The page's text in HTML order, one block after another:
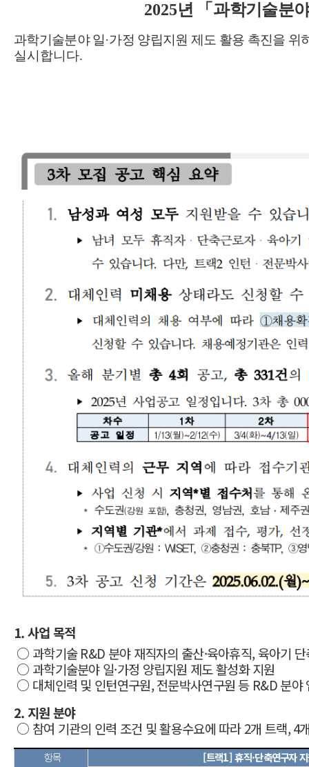
2025년 「 과학기술분
과학기술분야 일·가정 양립지원 제도 활용 촉진을 위
실시합니다.
1. 사업 목적
○ 과학기술 R&D 분야 재직자의 출산·육아휴직, 육아기
○ 과학기술분야 일·가정 양립지원 제도 활성화 지원
○ 대체인력 및 인턴연구원, 전문박사연구원 등 R&D 분
2. 지원 분야
○ 참여 기관의 인력 조건 및 활용수요에 따라 2개 트랙, 4
항목
[트랙1] 휴직·단축연구자